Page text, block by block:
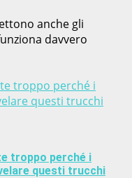
anche gli
davvero
troppo perché i
questi trucchi
troppo perché i
questi trucchi